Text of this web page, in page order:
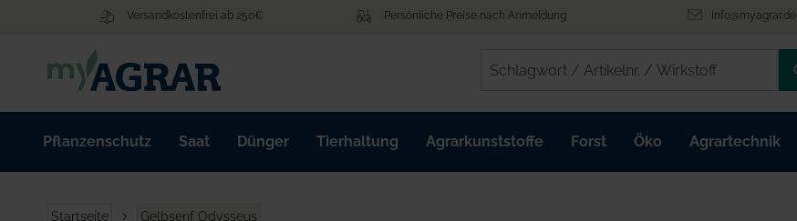
Versandkostenfrei ab 250€ Persönliche Preise nach Anmeldung info@myagrar.de
Pflanzenschutz Saat Dünger Tierhaltung Agrarkunststoffe Forst Öko Agrartechnik
Startseite Gelbsenf Odysseus